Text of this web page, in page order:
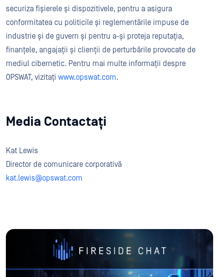
securiza fișierele și dispozitivele, pentru a asigura
conformitatea cu politicile și reglementările impuse de
industrie și de guvern și pentru a-și proteja reputația,
finanțele, angajații și clienții de perturbările provocate de
mediul cibernetic. Pentru mai multe informații despre
OPSWAT, vizitați www.opswat.com.
Media Contactați
Kat Lewis
Director de comunicare corporativă
kat.lewis@opswat.com